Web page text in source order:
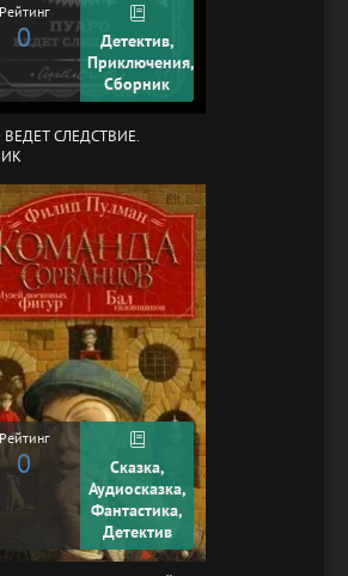
Рейтинг
0
Детектив,
Приключения,
Сборник
ВЕДЕТ СЛЕДСТВИЕ.
Рейтинг
0
Сказка,
Аудиосказка,
Фантастика,
Детектив